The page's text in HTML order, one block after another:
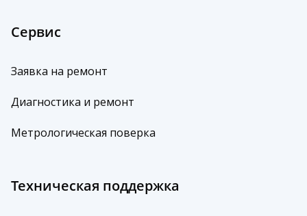
Сервис
Заявка на ремонт
Диагностика и ремонт
Метрологическая поверка
Техническая поддержка